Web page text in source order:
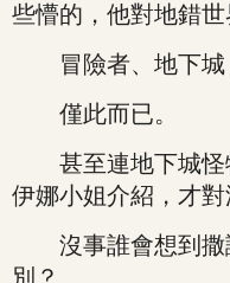
些懵的，他對地錯世
冒險者、地下城
僅此而已。
甚至連地下城怪
伊娜小姐介紹，才對
沒事誰會想到撒
別？